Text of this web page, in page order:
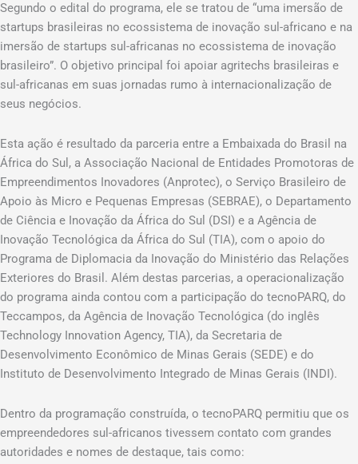
Segundo o edital do programa, ele se tratou de “uma imersão de
startups brasileiras no ecossistema de inovação sul-africano e na
imersão de startups sul-africanas no ecossistema de inovação
brasileiro”. O objetivo principal foi apoiar agritechs brasileiras e
sul-africanas em suas jornadas rumo à internacionalização de
seus negócios.
Esta ação é resultado da parceria entre a Embaixada do Brasil na
África do Sul, a Associação Nacional de Entidades Promotoras de
Empreendimentos Inovadores (Anprotec), o Serviço Brasileiro de
Apoio às Micro e Pequenas Empresas (SEBRAE), o Departamento
de Ciência e Inovação da África do Sul (DSI) e a Agência de
Inovação Tecnológica da África do Sul (TIA), com o apoio do
Programa de Diplomacia da Inovação do Ministério das Relações
Exteriores do Brasil. Além destas parcerias, a operacionalização
do programa ainda contou com a participação do tecnoPARQ, do
Teccampos, da Agência de Inovação Tecnológica (do inglês
Technology Innovation Agency, TIA), da Secretaria de
Desenvolvimento Econômico de Minas Gerais (SEDE) e do
Instituto de Desenvolvimento Integrado de Minas Gerais (INDI).
Dentro da programação construída, o tecnoPARQ permitiu que os
empreendedores sul-africanos tivessem contato com grandes
autoridades e nomes de destaque, tais como: